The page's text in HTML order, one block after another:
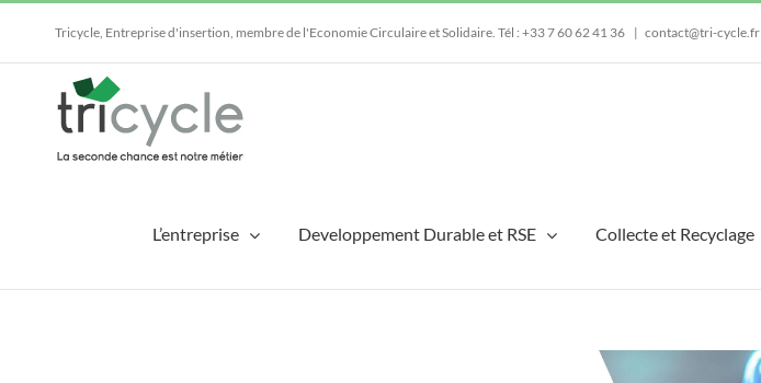
Tricycle, Entreprise d'insertion, membre de l'Economie Circulaire et Solidaire. Tél : +33 7 60 62 41 36 | contact@tri-cycle.fr
L’entreprise Developpement Durable et RSE Collecte et Recyclage